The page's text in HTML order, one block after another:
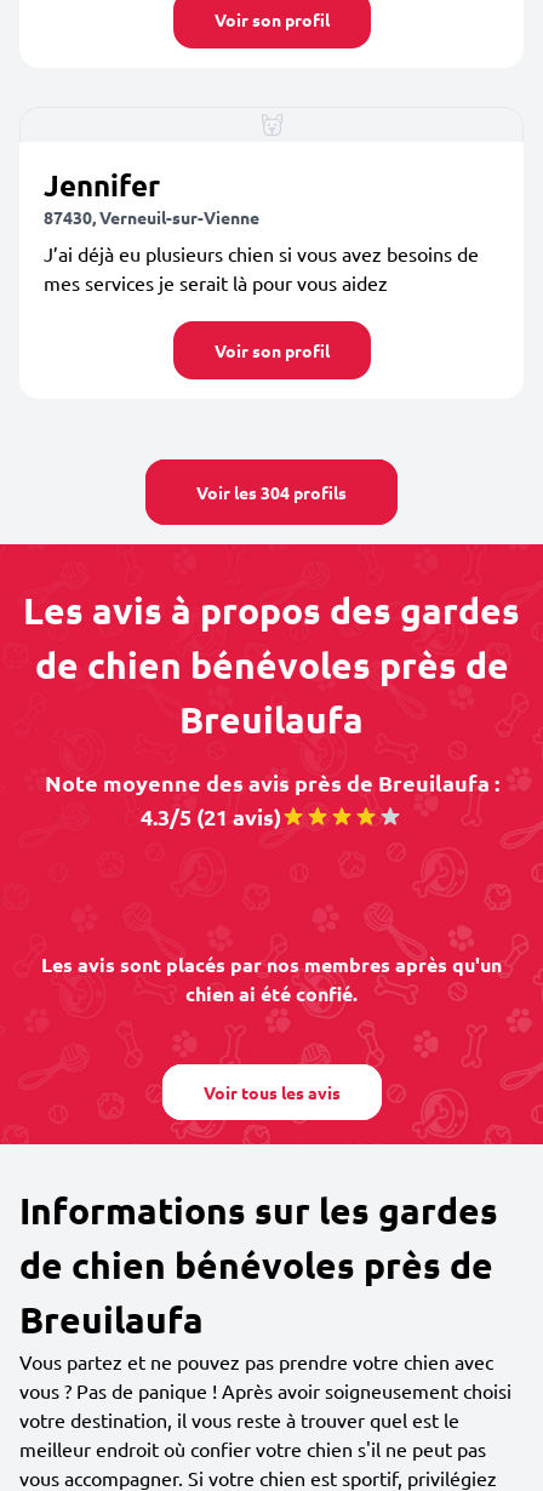
Voir son profil
Jennifer
87430, Verneuil-sur-Vienne
J’ai déjà eu plusieurs chien si vous avez besoins de
mes services je serait là pour vous aidez
Voir son profil
Voir les 304 profils
Les avis à propos des gardes
de chien bénévoles près de
Breuilaufa
Note moyenne des avis près de Breuilaufa :
4.3/5 (21 avis)
Les avis sont placés par nos membres après qu'un
chien ai été confié.
Voir tous les avis
Informations sur les gardes
de chien bénévoles près de
Breuilaufa
Vous partez et ne pouvez pas prendre votre chien avec
vous ? Pas de panique ! Après avoir soigneusement choisi
votre destination, il vous reste à trouver quel est le
meilleur endroit où confier votre chien s'il ne peut pas
vous accompagner. Si votre chien est sportif, privilégiez